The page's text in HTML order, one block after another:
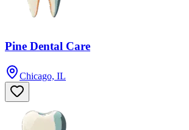
Pine Dental Care
Chicago, IL